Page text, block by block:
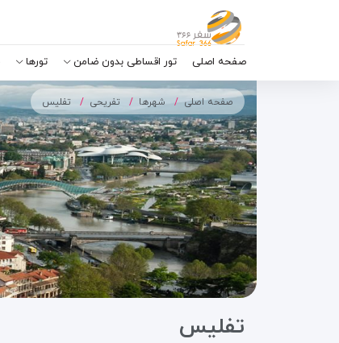
صفحه اصلی تور اقساطی بدون ضامن تورها
صفحه اصلی شهرها تفریحی تفلیس
تفلیس